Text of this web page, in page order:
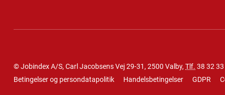
© Jobindex A/S, Carl Jacobsens Vej 29-31, 2500 Valby, Tlf. 38 32
Betingelser og persondatapolitik
Handelsbetingelser GDPR